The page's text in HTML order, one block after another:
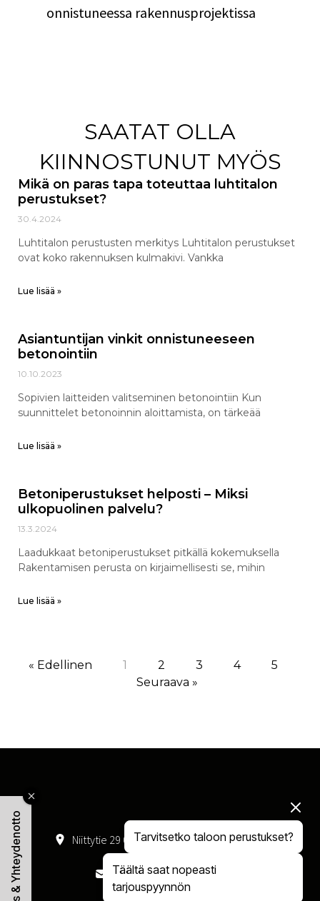
Tarvitsetko taloon perustukset?
Täältä saat nopeasti
tarjouspyynnön
Tarjous & Yhteydenotto
onnistuneessa rakennusprojektissa
SAATAT OLLA
KIINNOSTUNUT MYÖS
Mikä on paras tapa toteuttaa luhtitalon
perustukset?
30.4.2024
Luhtitalon perustusten merkitys Luhtitalon perustukset
ovat koko rakennuksen kulmakivi. Vankka
Lue lisää »
Asiantuntijan vinkit onnistuneeseen
betonointiin
10.10.2023
Sopivien laitteiden valitseminen betonointiin Kun
suunnittelet betonoinnin aloittamista, on tärkeää
Lue lisää »
Betoniperustukset helposti – Miksi
ulkopuolinen palvelu?
13.3.2024
Laadukkaat betoniperustukset pitkällä kokemuksella
Rakentamisen perusta on kirjaimellisesti se, mihin
Lue lisää »
« Edellinen 1 2 3 4
5
Seuraava »
Niittytie 29 01300 Vantaa 050 408 4047
myynti@rakennusman.fi